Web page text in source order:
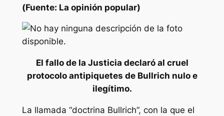
(Fuente: La opinión popular)
El fallo de la Justicia declaró al cruel
protocolo antipiquetes de Bullrich nulo e
ilegítimo.
La llamada “doctrina Bullrich”, con la que el